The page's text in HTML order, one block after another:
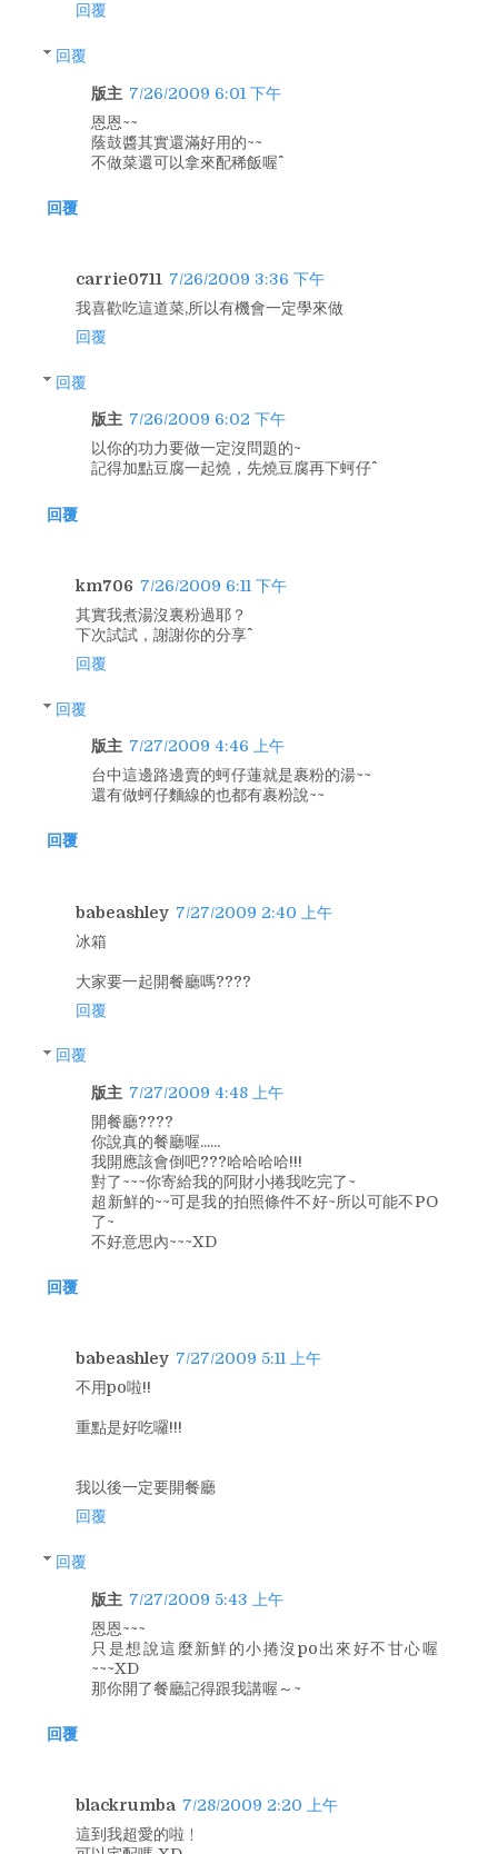
回覆
回覆
版主 7/26/2009 6:01 下午
恩恩~~
蔭鼓醬其實還滿好用的~~
不做菜還可以拿來配稀飯喔^^
回覆
carrie0711 7/26/2009 3:36 下午
我喜歡吃這道菜,所以有機會一定學來做
回覆
回覆
版主 7/26/2009 6:02 下午
以你的功力要做一定沒問題的~
記得加點豆腐一起燒，先燒豆腐再下蚵仔^^
回覆
km706 7/26/2009 6:11 下午
其實我煮湯沒裏粉過耶？
下次試試，謝謝你的分享^^
回覆
回覆
版主 7/27/2009 4:46 上午
台中這邊路邊賣的蚵仔蓮就是裹粉的湯~~
還有做蚵仔麵線的也都有裹粉說~~
回覆
babeashley 7/27/2009 2:40 上午
冰箱
大家要一起開餐廳嗎????
回覆
回覆
版主 7/27/2009 4:48 上午
開餐廳????
你說真的餐廳喔......
我開應該會倒吧???哈哈哈哈!!!
對了~~~你寄給我的阿財小捲我吃完了~
超新鮮的~~可是我的拍照條件不好~所以可能不PO
了~
不好意思內~~~XD
回覆
babeashley 7/27/2009 5:11 上午
不用po啦!!
重點是好吃囉!!!
我以後一定要開餐廳
回覆
回覆
版主 7/27/2009 5:43 上午
恩恩~~~
只是想說這麼新鮮的小捲沒po出來好不甘心喔
~~~XD
那你開了餐廳記得跟我講喔～~
回覆
blackrumba 7/28/2009 2:20 上午
這到我超愛的啦﹗